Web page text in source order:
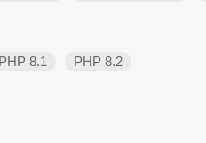
PHP 8.1 PHP 8.2